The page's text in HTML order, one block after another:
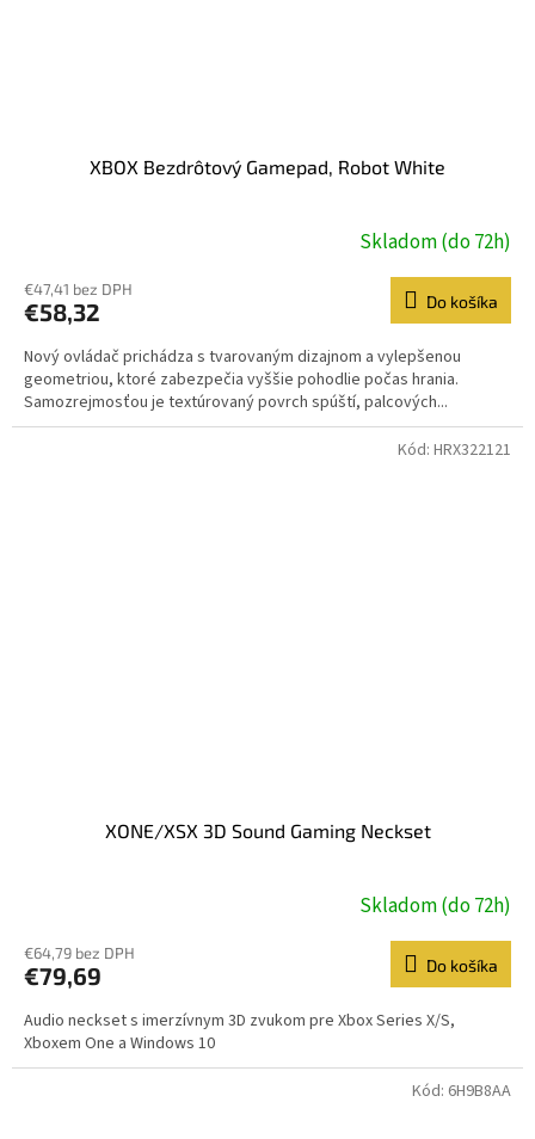
XBOX Bezdrôtový Gamepad, Robot White
Skladom (do 72h)
€47,41 bez DPH
€58,32 Do košíka
Nový ovládač prichádza s tvarovaným dizajnom a vylepšenou
geometriou, ktoré zabezpečia vyššie pohodlie počas hrania.
Samozrejmosťou je textúrovaný povrch spúští, palcových...
XONE/XSX 3D Sound Gaming Neckset
Skladom (do 72h)
€64,79 bez DPH
€79,69 Do košíka
Audio neckset s imerzívnym 3D zvukom pre Xbox Series X/S,
Xboxem One a Windows 10
Kód: HRX322121
Kód: 6H9B8AA